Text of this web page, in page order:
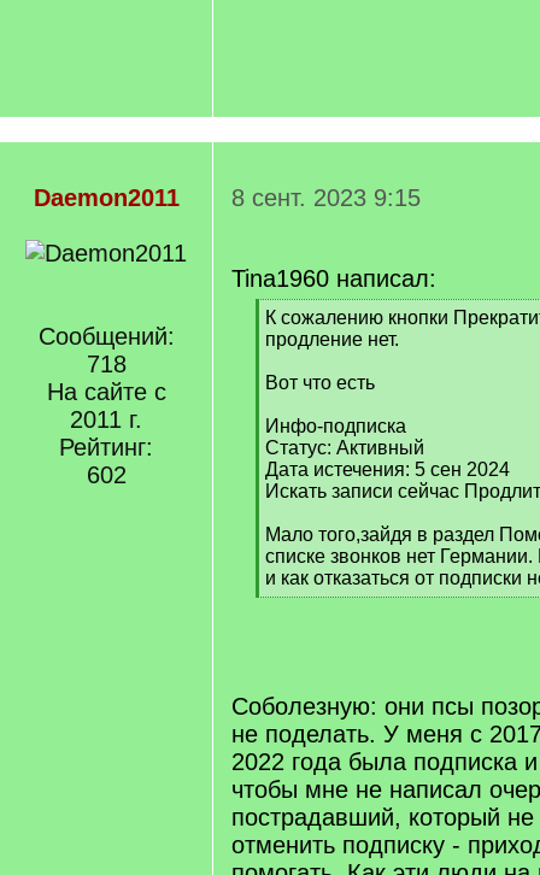
Daemon2011
Сообщений:
718
На сайте с
2011 г.
Рейтинг:
602
8 сент. 2023 9:15
Tina1960 написал:
[
q
К сожалению кнопки
продление нет.
Вот что есть
Инфо-подписка
Статус: Активный
Дата истечения: 5 сен 2024
Искать записи сейчас
Мало того,зайдя в раздел
списке звонков нет Германии.
и как отказаться от подписки
[
Соболезную: они псы
не поделать. У меня с
2022 года была подписка
чтобы мне не написал
пострадавший, который не
отменить подписку -